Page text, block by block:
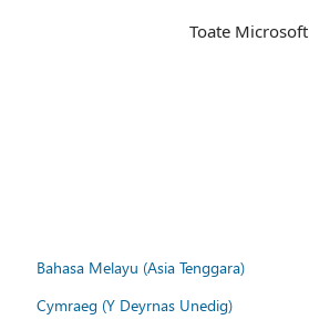
Toate Microsoft
Bahasa Melayu (Asia Tenggara)
Cymraeg (Y Deyrnas Unedig)